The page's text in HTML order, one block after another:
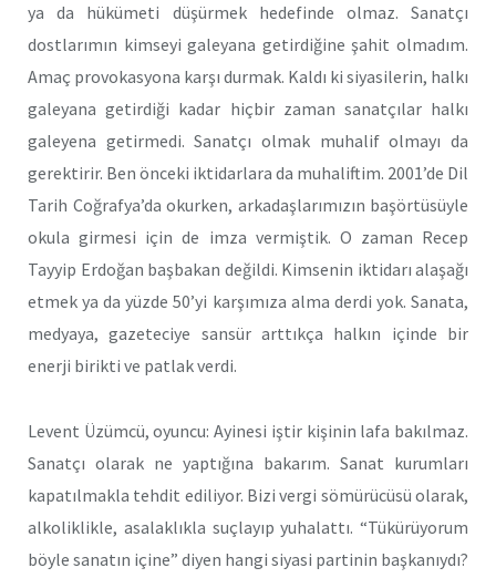
ya da hükümeti düşürmek hedefinde olmaz. Sanatçı
dostlarımın kimseyi galeyana getirdiğine şahit olmadım.
Amaç provokasyona karşı durmak. Kaldı ki siyasilerin, halkı
galeyana getirdiği kadar hiçbir zaman sanatçılar halkı
galeyena getirmedi. Sanatçı olmak muhalif olmayı da
gerektirir. Ben önceki iktidarlara da muhaliftim. 2001’de Dil
Tarih Coğrafya’da okurken, arkadaşlarımızın başörtüsüyle
okula girmesi için de imza vermiştik. O zaman Recep
Tayyip Erdoğan başbakan değildi. Kimsenin iktidarı alaşağı
etmek ya da yüzde 50’yi karşımıza alma derdi yok. Sanata,
medyaya, gazeteciye sansür arttıkça halkın içinde bir
enerji birikti ve patlak verdi.
Levent Üzümcü, oyuncu: Ayinesi iştir kişinin lafa bakılmaz.
Sanatçı olarak ne yaptığına bakarım. Sanat kurumları
kapatılmakla tehdit ediliyor. Bizi vergi sömürücüsü olarak,
alkoliklikle, asalaklıkla suçlayıp yuhalattı. “Tükürüyorum
böyle sanatın içine” diyen hangi siyasi partinin başkanıydı?